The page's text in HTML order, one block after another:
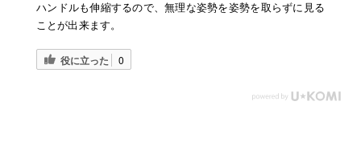
ハンドルも伸縮するので、無理な姿勢を姿勢を取らずに見る
ことが出来ます。
役に立った 0